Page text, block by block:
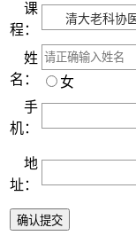
课
程：
姓
名：
女
手
机：
地
址：